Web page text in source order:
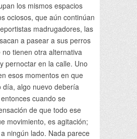
los mismos espacios
ociosos, que aún continúan
madrugadores, las
a pasear a sus perros
tienen otra alternativa
pernoctar en la calle. Uno
esos momentos en que
día, algo nuevo debería
cuando se
de que todo ese
movimiento, es agitación;
ningún lado. Nada parece